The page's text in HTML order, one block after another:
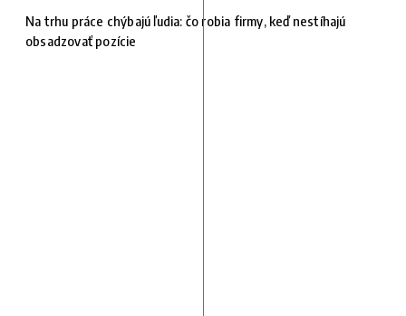
Na trhu práce chýbajú ľudia: čo robia firmy, keď nestíhajú
obsadzovať pozície